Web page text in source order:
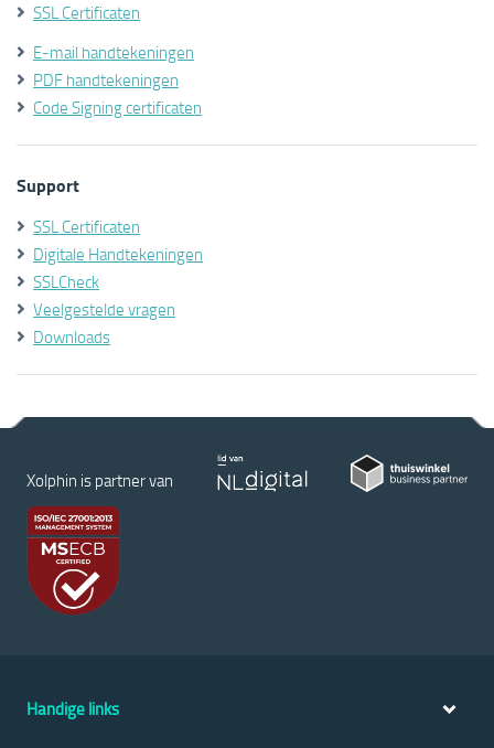
SSL Certificaten
E-mail handtekeningen
PDF handtekeningen
Code Signing certificaten
Support
SSL Certificaten
Digitale Handtekeningen
SSLCheck
Veelgestelde vragen
Downloads
Xolphin is partner van
Handige links